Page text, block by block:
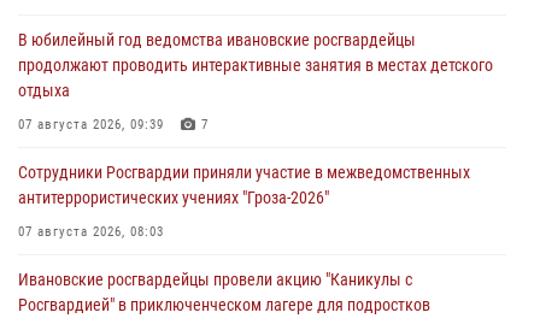
В юбилейный год ведомства ивановские росгвардейцы
продолжают проводить интерактивные занятия в местах детского
отдыха
07 августа 2026, 09:39 7
Сотрудники Росгвардии приняли участие в межведомственных
антитеррористических учениях "Гроза-2026"
07 августа 2026, 08:03
Ивановские росгвардейцы провели акцию "Каникулы с
Росгвардией" в приключенческом лагере для подростков